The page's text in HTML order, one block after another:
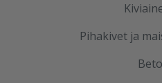
Pihakivet ja